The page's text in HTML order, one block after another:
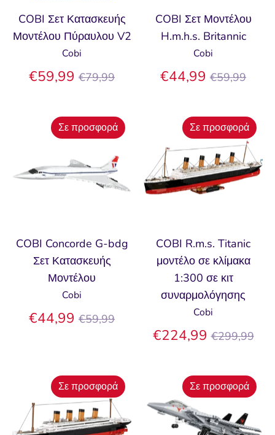
COBI Σετ Κατασκευής
Μοντέλου Πύραυλου V2
Cobi
€59,99 Κανονική
€79,99
COBI Σετ Μοντέλου
H.m.h.s. Britannic
Cobi
€44,99 Κανονική
€59,99
COBI Concorde G-bdg
Σετ Κατασκευής
Μοντέλου
Cobi
€44,99 Κανονική
€59,99
Σε προσφορά
COBI R.m.s. Titanic
μοντέλο σε κλίμακα
1:300 σε κιτ
συναρμολόγησης
Cobi
€224,99 Κανονική
€299,99
Σε προσφορά
Σε προσφορά Σε προσφορά